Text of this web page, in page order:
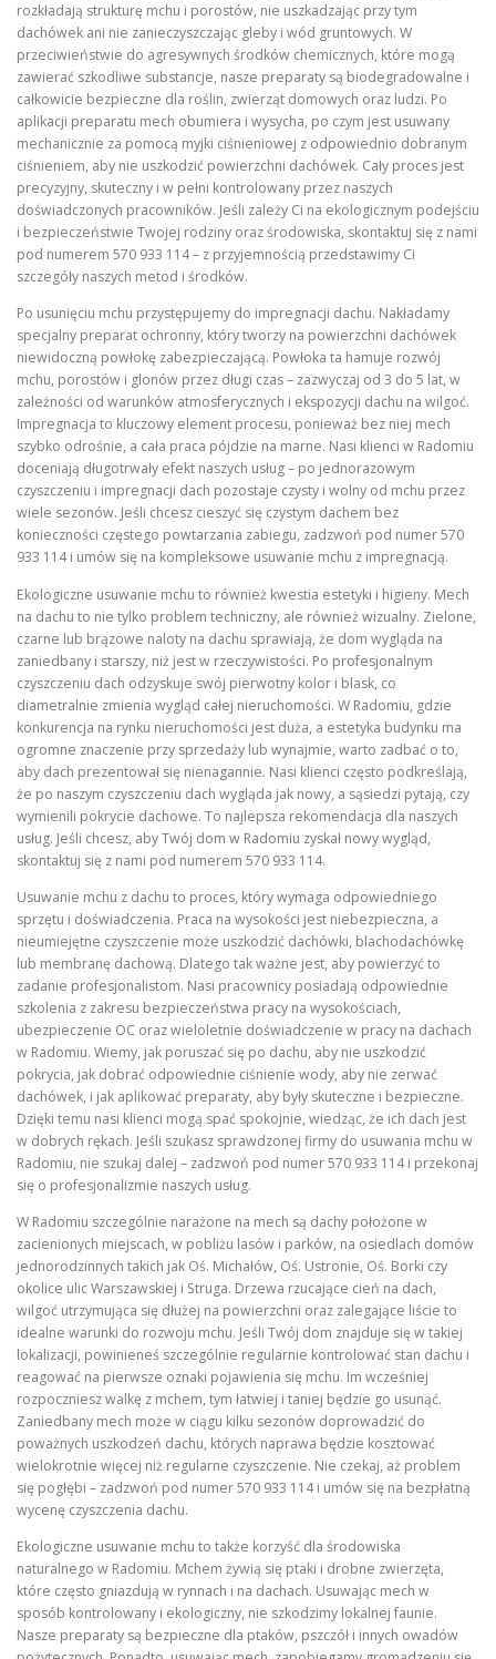
rozkładają strukturę mchu i porostów, nie uszkadzając przy tym
dachówek ani nie zanieczyszczając gleby i wód gruntowych. W
przeciwieństwie do agresywnych środków chemicznych, które mogą
zawierać szkodliwe substancje, nasze preparaty są biodegradowalne i
całkowicie bezpieczne dla roślin, zwierząt domowych oraz ludzi. Po
aplikacji preparatu mech obumiera i wysycha, po czym jest usuwany
mechanicznie za pomocą myjki ciśnieniowej z odpowiednio dobranym
ciśnieniem, aby nie uszkodzić powierzchni dachówek. Cały proces jest
precyzyjny, skuteczny i w pełni kontrolowany przez naszych
doświadczonych pracowników. Jeśli zależy Ci na ekologicznym podejściu
i bezpieczeństwie Twojej rodziny oraz środowiska, skontaktuj się z nami
pod numerem 570 933 114 – z przyjemnością przedstawimy Ci
szczegóły naszych metod i środków.
Po usunięciu mchu przystępujemy do impregnacji dachu. Nakładamy
specjalny preparat ochronny, który tworzy na powierzchni dachówek
niewidoczną powłokę zabezpieczającą. Powłoka ta hamuje rozwój
mchu, porostów i glonów przez długi czas – zazwyczaj od 3 do 5 lat, w
zależności od warunków atmosferycznych i ekspozycji dachu na wilgoć.
Impregnacja to kluczowy element procesu, ponieważ bez niej mech
szybko odrośnie, a cała praca pójdzie na marne. Nasi klienci w Radomiu
doceniają długotrwały efekt naszych usług – po jednorazowym
czyszczeniu i impregnacji dach pozostaje czysty i wolny od mchu przez
wiele sezonów. Jeśli chcesz cieszyć się czystym dachem bez
konieczności częstego powtarzania zabiegu, zadzwoń pod numer 570
933 114 i umów się na kompleksowe usuwanie mchu z impregnacją.
Ekologiczne usuwanie mchu to również kwestia estetyki i higieny. Mech
na dachu to nie tylko problem techniczny, ale również wizualny. Zielone,
czarne lub brązowe naloty na dachu sprawiają, że dom wygląda na
zaniedbany i starszy, niż jest w rzeczywistości. Po profesjonalnym
czyszczeniu dach odzyskuje swój pierwotny kolor i blask, co
diametralnie zmienia wygląd całej nieruchomości. W Radomiu, gdzie
konkurencja na rynku nieruchomości jest duża, a estetyka budynku ma
ogromne znaczenie przy sprzedaży lub wynajmie, warto zadbać o to,
aby dach prezentował się nienagannie. Nasi klienci często podkreślają,
że po naszym czyszczeniu dach wygląda jak nowy, a sąsiedzi pytają, czy
wymienili pokrycie dachowe. To najlepsza rekomendacja dla naszych
usług. Jeśli chcesz, aby Twój dom w Radomiu zyskał nowy wygląd,
skontaktuj się z nami pod numerem 570 933 114.
Usuwanie mchu z dachu to proces, który wymaga odpowiedniego
sprzętu i doświadczenia. Praca na wysokości jest niebezpieczna, a
nieumiejętne czyszczenie może uszkodzić dachówki, blachodachówkę
lub membranę dachową. Dlatego tak ważne jest, aby powierzyć to
zadanie profesjonalistom. Nasi pracownicy posiadają odpowiednie
szkolenia z zakresu bezpieczeństwa pracy na wysokościach,
ubezpieczenie OC oraz wieloletnie doświadczenie w pracy na dachach
w Radomiu. Wiemy, jak poruszać się po dachu, aby nie uszkodzić
pokrycia, jak dobrać odpowiednie ciśnienie wody, aby nie zerwać
dachówek, i jak aplikować preparaty, aby były skuteczne i bezpieczne.
Dzięki temu nasi klienci mogą spać spokojnie, wiedząc, że ich dach jest
w dobrych rękach. Jeśli szukasz sprawdzonej firmy do usuwania mchu w
Radomiu, nie szukaj dalej – zadzwoń pod numer 570 933 114 i przekonaj
się o profesjonalizmie naszych usług.
W Radomiu szczególnie narażone na mech są dachy położone w
zacienionych miejscach, w pobliżu lasów i parków, na osiedlach domów
jednorodzinnych takich jak Oś. Michałów, Oś. Ustronie, Oś. Borki czy
okolice ulic Warszawskiej i Struga. Drzewa rzucające cień na dach,
wilgoć utrzymująca się dłużej na powierzchni oraz zalegające liście to
idealne warunki do rozwoju mchu. Jeśli Twój dom znajduje się w takiej
lokalizacji, powinieneś szczególnie regularnie kontrolować stan dachu i
reagować na pierwsze oznaki pojawienia się mchu. Im wcześniej
rozpoczniesz walkę z mchem, tym łatwiej i taniej będzie go usunąć.
Zaniedbany mech może w ciągu kilku sezonów doprowadzić do
poważnych uszkodzeń dachu, których naprawa będzie kosztować
wielokrotnie więcej niż regularne czyszczenie. Nie czekaj, aż problem
się pogłębi – zadzwoń pod numer 570 933 114 i umów się na bezpłatną
wycenę czyszczenia dachu.
Ekologiczne usuwanie mchu to także korzyść dla środowiska
naturalnego w Radomiu. Mchem żywią się ptaki i drobne zwierzęta,
które często gniazdują w rynnach i na dachach. Usuwając mech w
sposób kontrolowany i ekologiczny, nie szkodzimy lokalnej faunie.
Nasze preparaty są bezpieczne dla ptaków, pszczół i innych owadów